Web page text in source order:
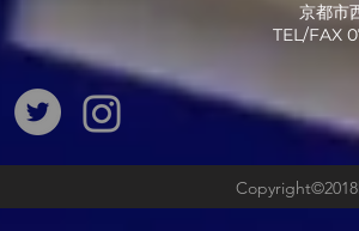
京都市
​TEL/FAX